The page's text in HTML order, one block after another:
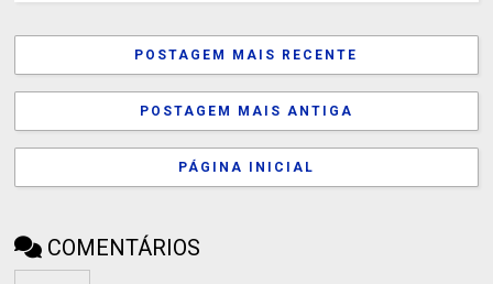
POSTAGEM MAIS RECENTE
POSTAGEM MAIS ANTIGA
PÁGINA INICIAL
COMENTÁRIOS